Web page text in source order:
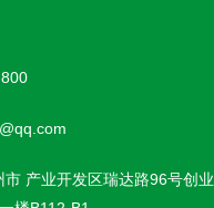
市 产业开发区瑞达路96号创业